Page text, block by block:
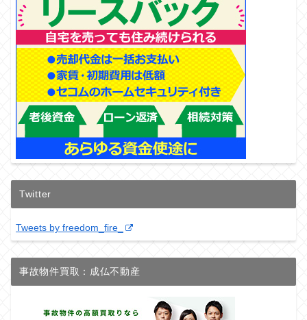
Twitter
Tweets by freedom_fire_
事故物件買取：成仏不動産